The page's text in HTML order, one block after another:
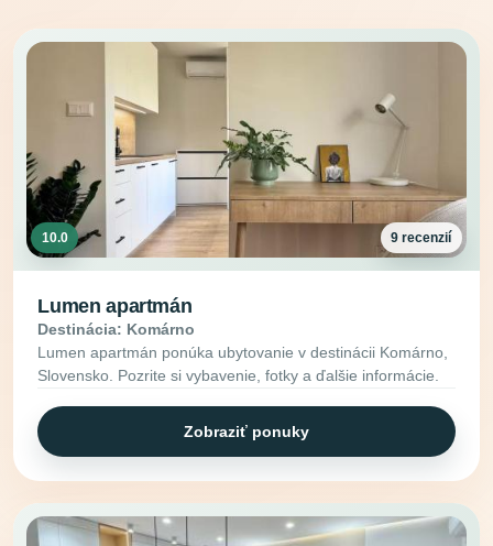
10.0 9 recenzií
Lumen apartmán
Destinácia: Komárno
Lumen apartmán ponúka ubytovanie v destinácii Komárno,
Slovensko. Pozrite si vybavenie, fotky a ďalšie informácie.
Zobraziť ponuky